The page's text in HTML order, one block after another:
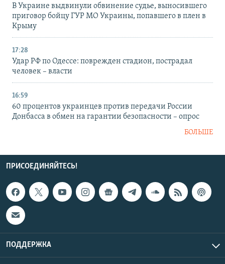
В Украине выдвинули обвинение судье, выносившего
приговор бойцу ГУР МО Украины, попавшего в плен в
Крыму
17:28
Удар РФ по Одессе: поврежден стадион, пострадал
человек – власти
16:59
60 процентов украинцев против передачи России
Донбасса в обмен на гарантии безопасности – опрос
БОЛЬШЕ
ПРИСОЕДИНЯЙТЕСЬ!
ПОДДЕРЖКА